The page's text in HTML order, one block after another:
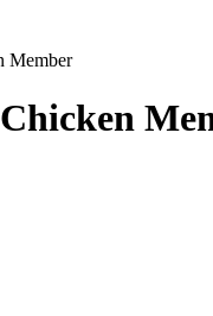
Member